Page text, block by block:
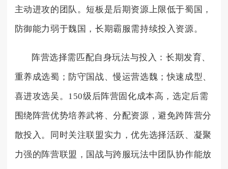
主动进攻的团队。短板是后期资源上限低于蜀国，
防御能力弱于魏国，长期霸服需持续投入资源。
阵营选择需匹配自身玩法与投入：长期发育、
重养成选蜀；防守国战、慢运营选魏；快速成型、
喜进攻选吴。150级后阵营固化成本高，选定后需
围绕阵营优势培养武将、分配资源，避免跨阵营分
散投入。同时关注联盟实力，优先选择活跃、凝聚
力强的阵营联盟，国战与跨服玩法中团队协作能放